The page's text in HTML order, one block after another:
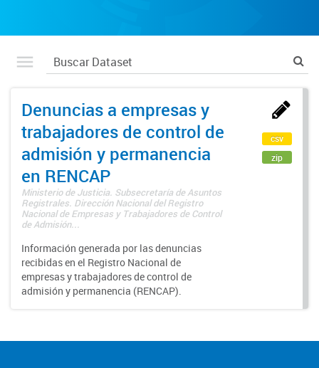
Denuncias a empresas y
trabajadores de control de
admisión y permanencia
en RENCAP
Ministerio de Justicia. Subsecretaría de Asuntos
Registrales. Dirección Nacional del Registro
Nacional de Empresas y Trabajadores de Control
de Admisión...
Información generada por las denuncias
recibidas en el Registro Nacional de
empresas y trabajadores de control de
admisión y permanencia (RENCAP).
csv
zip